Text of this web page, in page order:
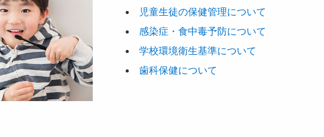
児童生徒の保健管理について
感染症・食中毒予防について
学校環境衛生基準について
歯科保健について